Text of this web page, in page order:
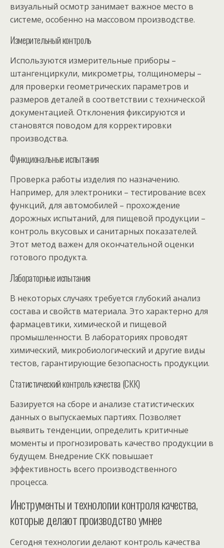
визуальный осмотр занимает важное место в
системе, особенно на массовом производстве.
Измерительный контроль
Используются измерительные приборы –
штангенциркули, микрометры, толщиномеры –
для проверки геометрических параметров и
размеров деталей в соответствии с технической
документацией. Отклонения фиксируются и
становятся поводом для корректировки
производства.
Функциональные испытания
Проверка работы изделия по назначению.
Например, для электроники – тестирование всех
функций, для автомобилей – прохождение
дорожных испытаний, для пищевой продукции –
контроль вкусовых и санитарных показателей.
Этот метод важен для окончательной оценки
готового продукта.
Лабораторные испытания
В некоторых случаях требуется глубокий анализ
состава и свойств материала. Это характерно для
фармацевтики, химической и пищевой
промышленности. В лабораториях проводят
химический, микробиологический и другие виды
тестов, гарантирующие безопасность продукции.
Статистический контроль качества (СКК)
Базируется на сборе и анализе статистических
данных о выпускаемых партиях. Позволяет
выявить тенденции, определить критичные
моменты и прогнозировать качество продукции в
будущем. Внедрение СКК повышает
эффективность всего производственного
процесса.
Инструменты и технологии контроля качества,
которые делают производство умнее
Сегодня технологии делают контроль качества